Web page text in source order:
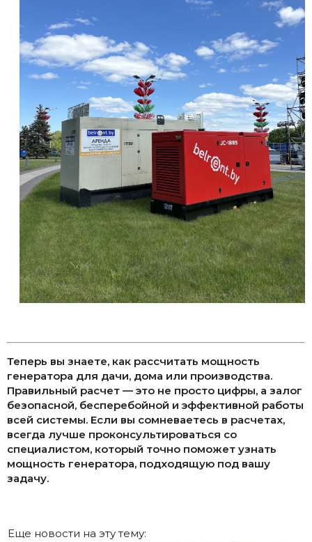
Теперь вы знаете, как рассчитать мощность
генератора для дачи, дома или производства.
Правильный расчет — это не просто цифры, а залог
безопасной, бесперебойной и эффективной работы
всей системы. Если вы сомневаетесь в расчетах,
всегда лучше проконсультироваться со
специалистом, который точно поможет узнать
мощность генератора, подходящую под вашу
задачу.
Еще новости на эту тему: